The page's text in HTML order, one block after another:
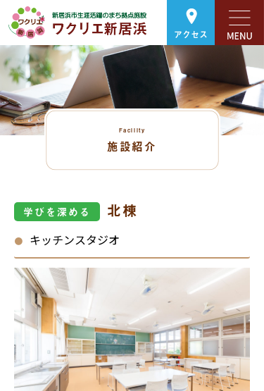
アクセス
Facility
施設紹介
学びを深める 北棟
● キッチンスタジオ